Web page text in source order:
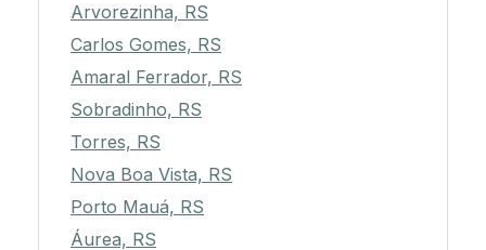
Arvorezinha, RS
Carlos Gomes, RS
Amaral Ferrador, RS
Sobradinho, RS
Torres, RS
Nova Boa Vista, RS
Porto Mauá, RS
Áurea, RS